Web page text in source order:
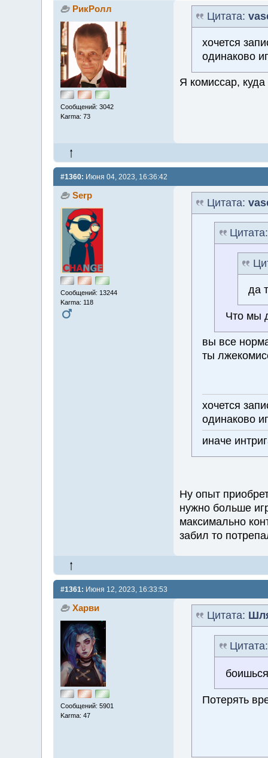
РикРолл
Сообщений: 3042
Karma: 73
Цитата:
хочется
одинаково
Я комиссар,
#1360: Июня 04, 2023, 16:36:42
Serp
Сообщений: 13244
Karma: 118
Цитата:
да
Что мы
вы все
ты
хочется
одинаково
иначе
Ну опыт
нужно больше
максимально
забил то
#1361: Июня 12, 2023, 16:33:53
Харви
Сообщений: 5901
Karma: 47
Цитата:
Потерять